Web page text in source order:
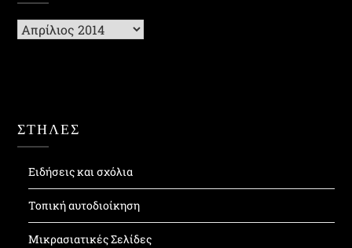
Ιστορικό
ΣΤΗΛΕΣ
Ειδήσεις και σχόλια
Τοπική αυτοδιοίκηση
Μικρασιατικές Σελίδες